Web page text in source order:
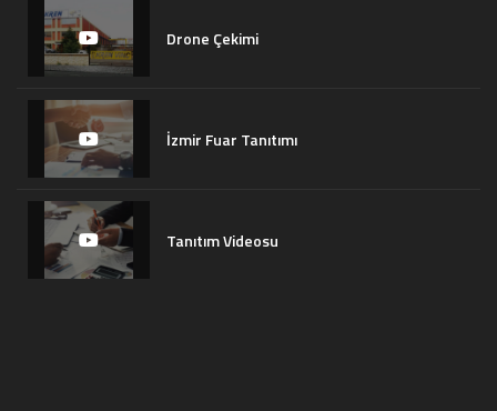
Drone Çekimi
İzmir Fuar Tanıtımı
Tanıtım Videosu